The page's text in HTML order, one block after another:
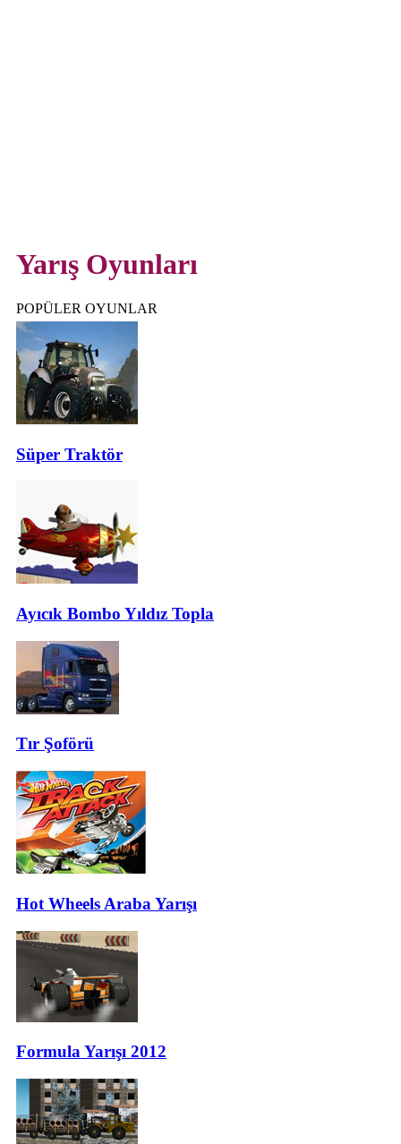
Yarış Oyunları
POPÜLER OYUNLAR
Süper Traktör
Ayıcık Bombo Yıldız Topla
Tır Şoförü
Hot Wheels Araba Yarışı
Formula Yarışı 2012